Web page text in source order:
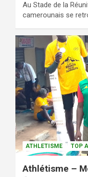
Au Stade de la
camerounais se
ATHLETISME TOP
Athlétisme –